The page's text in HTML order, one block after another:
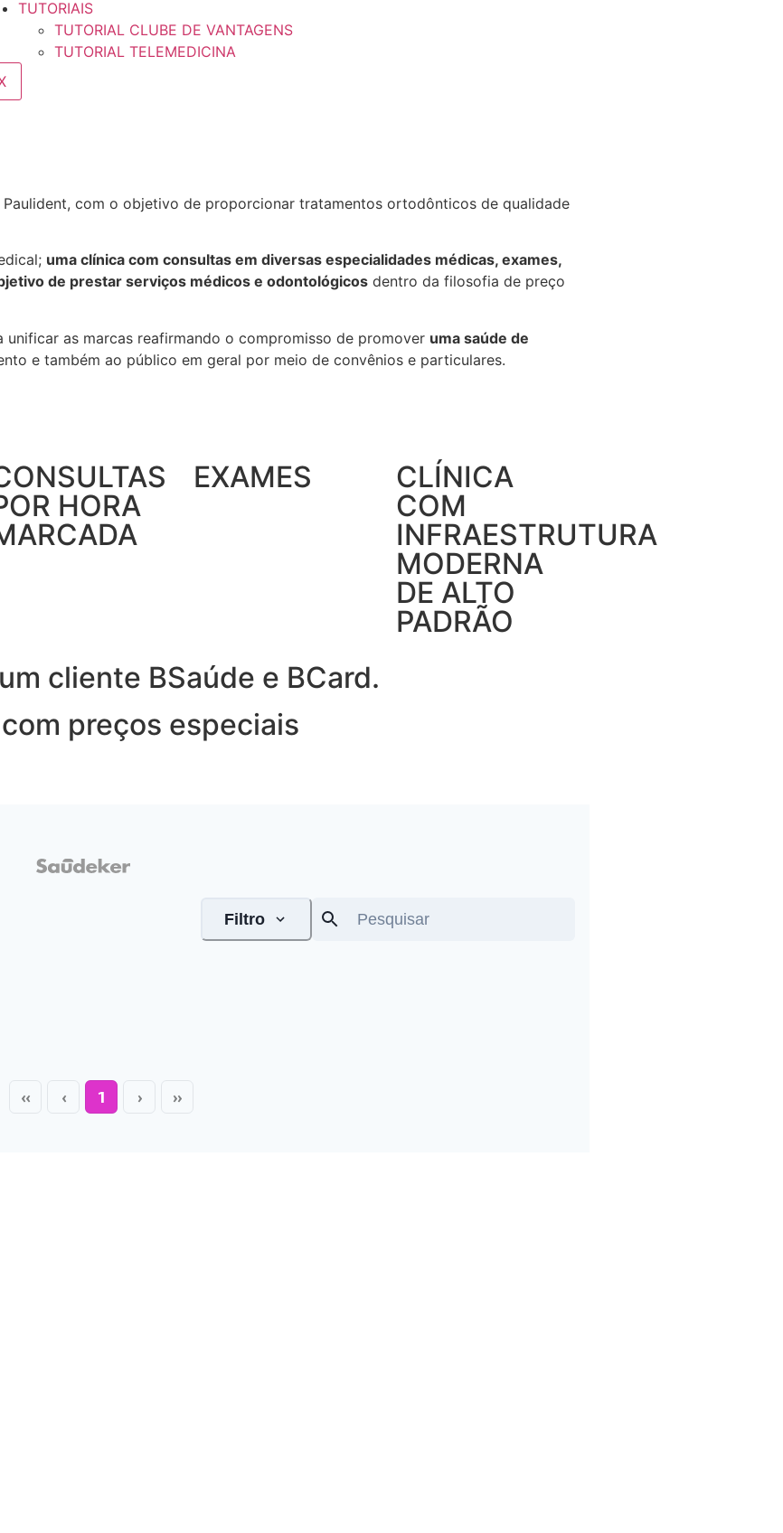
TUTORIAIS
TUTORIAL CLUBE DE VANTAGENS
TUTORIAL TELEMEDICINA
com o objetivo de proporcionar tratamentos ortodônticos de qualidade
uma clínica com consultas em diversas especialidades médicas, exames,
de prestar serviços médicos e odontológicos dentro da filosofia de preço
unificar as marcas reafirmando o compromisso de promover uma saúde de
e também ao público em geral por meio de convênios e particulares.
HORA
EXAMES
CLÍNICA
COM
INFRAESTRUTURA
MODERNA
DE ALTO
PADRÃO
cliente BSaúde e BCard.
preços especiais